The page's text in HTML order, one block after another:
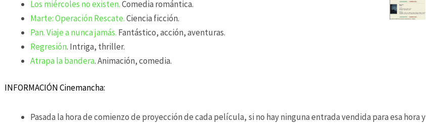
Los miércoles no existen.Comedia romántica.
Marte: Operación Rescate.Ciencia ficción.
Pan. Viaje a nunca jamás. Fantástico, acción, aventuras.
Regresión. Intriga, thriller.
Atrapa la bandera. Animación, comedia.
INFORMACIÓN Cinemancha:
Pasada la hora de comienzo de proyección de cada película, si no hay ninguna entrada vendida para esa hora y